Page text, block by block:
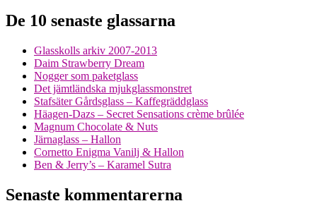
De 10 senaste glassarna
Glasskolls arkiv 2007-2013
Daim Strawberry Dream
Nogger som paketglass
Det jämtländska mjukglassmonstret
Stafsäter Gårdsglass – Kaffegräddglass
Häagen-Dazs – Secret Sensations crème brûlée
Magnum Chocolate & Nuts
Järnaglass – Hallon
Cornetto Enigma Vanilj & Hallon
Ben & Jerry’s – Karamel Sutra
Senaste kommentarerna